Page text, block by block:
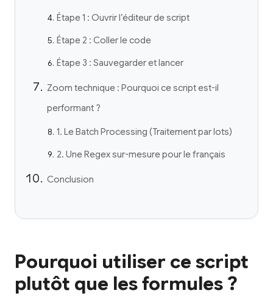
Étape 1 : Ouvrir l’éditeur de script
Étape 2 : Coller le code
Étape 3 : Sauvegarder et lancer
Zoom technique : Pourquoi ce script est-il
performant ?
1. Le Batch Processing (Traitement par lots)
2. Une Regex sur-mesure pour le français
Conclusion
Pourquoi utiliser ce script
plutôt que les formules ?